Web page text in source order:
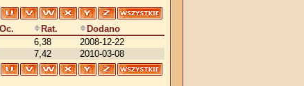
Oc. Rat.
Dodano
6,38
2008-12-22
7,42 2010-03-08